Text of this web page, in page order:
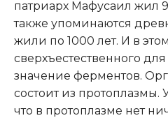
патриарх Мафусаил жил
также упоминаются
жили по 1000 лет. И в
сверхъестественного для
значение ферментов.
состоит из протоплазмы.
что в протоплазме нет